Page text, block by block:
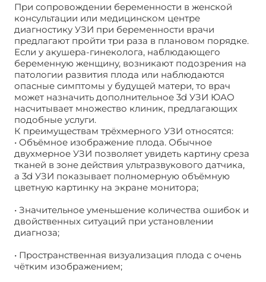
При сопровождении беременности в женской
консультации или медицинском центре
диагностику УЗИ при беременности врачи
предлагают пройти три раза в плановом порядке.
Если у акушера-гинеколога, наблюдающего
беременную женщину, возникают подозрения на
патологии развития плода или наблюдаются
опасные симптомы у будущей матери, то врач
может назначить дополнительное 3d УЗИ ЮАО
насчитывает множество клиник, предлагающих
подобные услуги.
К преимуществам трёхмерного УЗИ относятся:
• Объёмное изображение плода. Обычное
двухмерное УЗИ позволяет увидеть картину среза
тканей в зоне действия ультразвукового датчика,
а 3d УЗИ показывает полномерную объёмную
цветную картинку на экране монитора;
• Значительное уменьшение количества ошибок и
двойственных ситуаций при установлении
диагноза;
• Пространственная визуализация плода с очень
чётким изображением;